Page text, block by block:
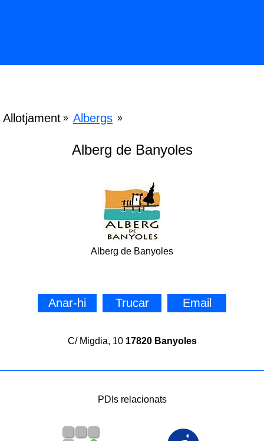
Allotjament » Albergs »
Alberg de Banyoles
Alberg de Banyoles
Anar-hi Trucar Email
C/ Migdia, 10 17820 Banyoles
PDIs relacionats